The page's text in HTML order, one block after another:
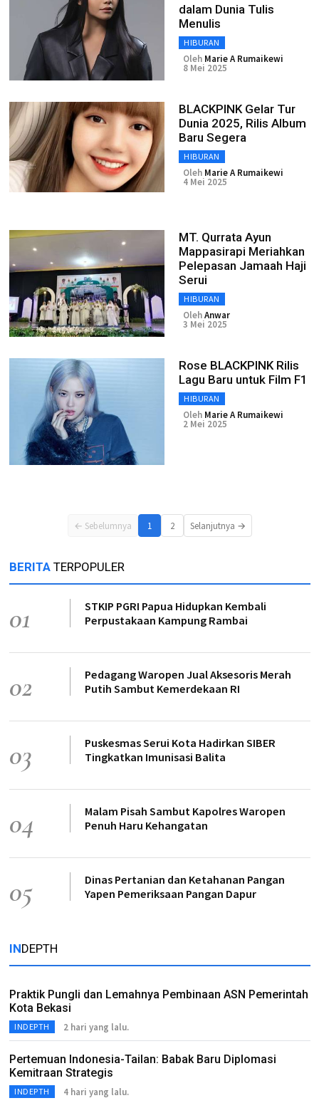
dalam Dunia Tulis
Menulis
HIBURAN
Oleh Marie A Rumaikewi
8 Mei 2025
BLACKPINK Gelar Tur
Dunia 2025, Rilis Album
Baru Segera
HIBURAN
Oleh Marie A Rumaikewi
4 Mei 2025
MT. Qurrata Ayun
Mappasirapi Meriahkan
Pelepasan Jamaah Haji
Serui
HIBURAN
OlehAnwar
3 Mei 2025
Rose BLACKPINK Rilis
Lagu Baru untuk Film F1
HIBURAN
Oleh Marie A Rumaikewi
2 Mei 2025
← Sebelumnya 1 2 Selanjutnya →
BERITA TERPOPULER
01
STKIP PGRI Papua Hidupkan Kembali
Perpustakaan Kampung Rambai
02
Pedagang Waropen Jual Aksesoris Merah
Putih Sambut Kemerdekaan RI
03
Puskesmas Serui Kota Hadirkan SIBER
Tingkatkan Imunisasi Balita
04
Malam Pisah Sambut Kapolres Waropen
Penuh Haru Kehangatan
05
Dinas Pertanian dan Ketahanan Pangan
Yapen Pemeriksaan Pangan Dapur
INDEPTH
Praktik Pungli dan Lemahnya Pembinaan ASN Pemerintah
Kota Bekasi
INDEPTH 2 hari yang lalu.
Pertemuan Indonesia-Tailan: Babak Baru Diplomasi
Kemitraan Strategis
INDEPTH 4 hari yang lalu.